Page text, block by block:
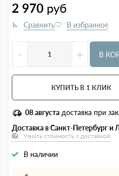
2 970 руб
- + В
КУПИТЬ В 1 КЛИК
08 августа доставка при
Доставка в Санкт-Петербург и
Узнать стоимость с доставкой
В наличии